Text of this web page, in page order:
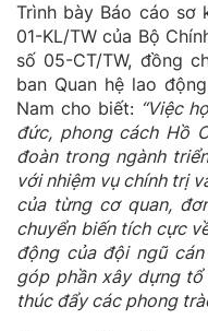
Trình bày Báo cáo sơ
01-KL/TW của Bộ
số 05-CT/TW, đồng
ban Quan hệ lao
Nam cho biết: “Việc
đức, phong cách Hồ
đoàn trong ngành
với nhiệm vụ chính trị
của từng cơ quan,
chuyển biến tích cực
động của đội ngũ
góp phần xây dựng
thúc đẩy các phong